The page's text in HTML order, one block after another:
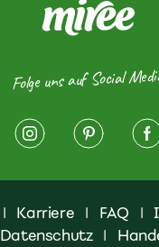
Folge uns auf Social
| Karriere | FAQ |
Datenschutz |